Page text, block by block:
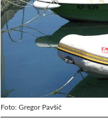
Foto: Gregor Pavšič